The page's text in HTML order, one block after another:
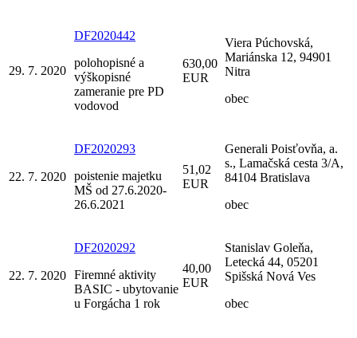
29. 7. 2020
DF2020442
polohopisné a
výškopisné
zameranie pre PD
vodovod
630,00
EUR
Viera Púchovská,
Mariánska 12, 94901
Nitra
obec
22. 7. 2020
DF2020293
poistenie majetku
MŠ od 27.6.2020-
26.6.2021
51,02
EUR
Generali Poisťovňa, a.
s., Lamačská cesta 3/A,
84104 Bratislava
obec
22. 7. 2020
DF2020292
Firemné aktivity
BASIC - ubytovanie
u Forgácha 1 rok
40,00
EUR
Stanislav Goleňa,
Letecká 44, 05201
Spišská Nová Ves
obec